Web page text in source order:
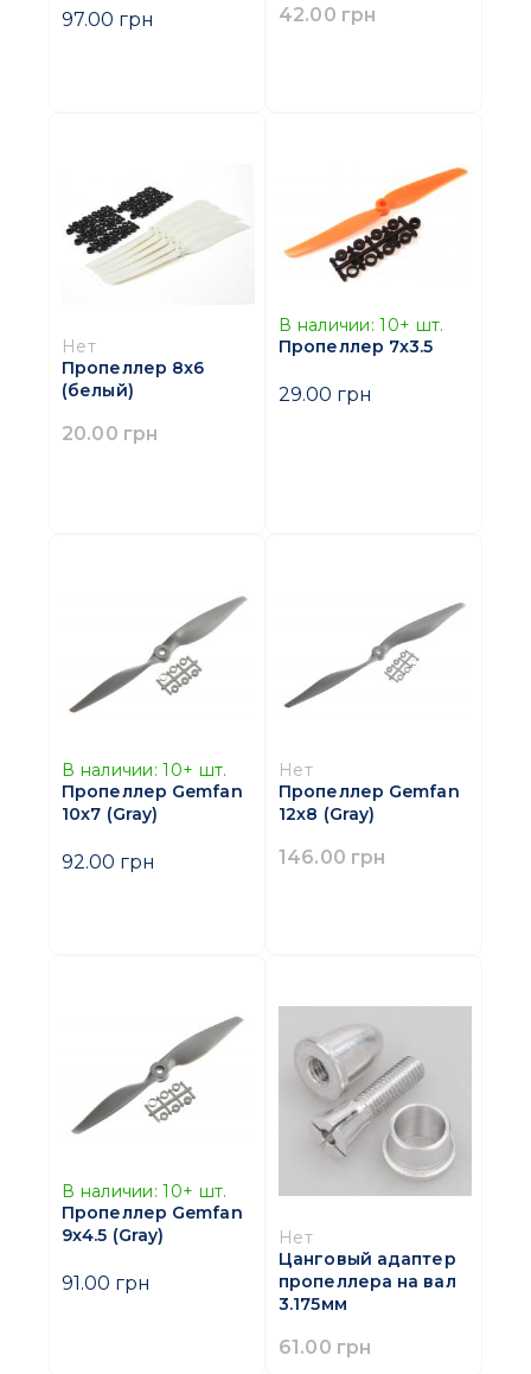
97.00 грн 42.00 грн
Нет
Пропеллер 8x6
(белый)
20.00 грн
В наличии: 10+ шт.
Пропеллер 7x3.5
29.00 грн
В наличии: 10+ шт.
Пропеллер Gemfan
10x7 (Gray)
92.00 грн
Нет
Пропеллер Gemfan
12x8 (Gray)
146.00 грн
В наличии: 10+ шт.
Пропеллер Gemfan
9x4.5 (Gray)
91.00 грн
Нет
Цанговый адаптер
пропеллера на вал
3.175мм
61.00 грн